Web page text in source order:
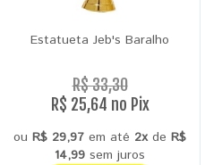
Estatueta Jeb's Baralho
R$ 33,30
R$ 25,64 no Pix
ou R$ 29,97 em até 2xde R$
14,99 sem juros